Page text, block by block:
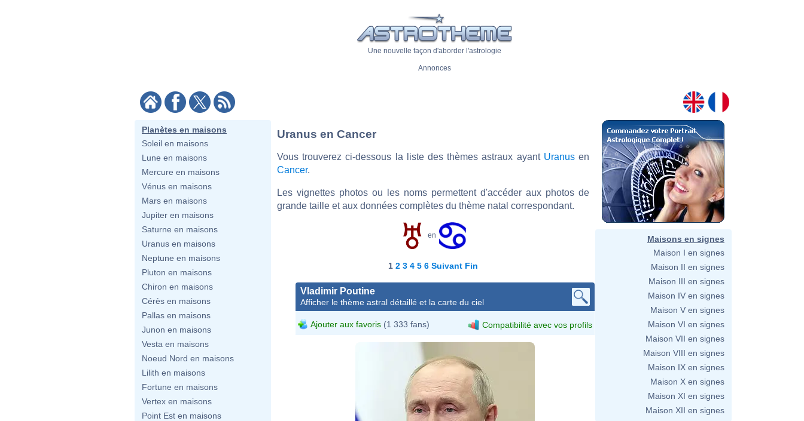
Une nouvelle façon d'aborder l'astrologie
Annonces
Planètes en maisons
Soleil en maisons
Lune en maisons
Mercure en maisons
Vénus en maisons
Mars en maisons
Jupiter en maisons
Saturne en maisons
Uranus en maisons
Neptune en maisons
Pluton en maisons
Chiron en maisons
Cérès en maisons
Pallas en maisons
Junon en maisons
Vesta en maisons
Noeud Nord en maisons
Lilith en maisons
Fortune en maisons
Vertex en maisons
Point Est en maisons
Uranus en Cancer
Vous trouverez ci-dessous la liste des thèmes astraux ayant Uranusen
Cancer.
Les vignettes photos ou les noms permettent d'accéder aux photos de
grande taille et aux données complètes du thème natal correspondant.
en
1 2 3 4 5 6 Suivant Fin
Vladimir Poutine
Afficher le thème astral détaillé et la carte du ciel
Ajouter aux favoris (1 333 fans) Compatibilité avec vos profils
Maisons en signes
Maison I en signes
Maison II en signes
Maison III en signes
Maison IV en signes
Maison V en signes
Maison VI en signes
Maison VII en signes
Maison VIII en signes
Maison IX en signes
Maison X en signes
Maison XI en signes
Maison XII en signes